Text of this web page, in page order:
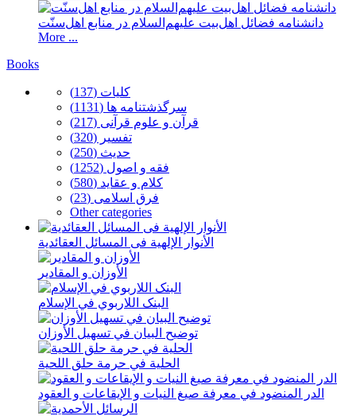
دانشنامه فضائل اهل‌بیت علیهم‌السلام در منابع اهل‌‌سنّت
More ...
Books
كلیات (137)
سرگذشتنامه ها (1131)
قرآن و علوم قرآنی (217)
تفسیر (320)
حدیث (250)
فقه و اصول (1252)
كلام و عقاید (580)
فرق اسلامی (23)
Other categories
الأنوار الإلهیة فی المسائل العقائدیة
الأوزان و المقادیر
البنک اللاربوي في الإسلام
توضیح البیان في تسهیل الأوزان
الحلیة في حرمة حلق اللحیة
الدر المنضود في معرفة صیغ النیات و الإیقاعات و العقود